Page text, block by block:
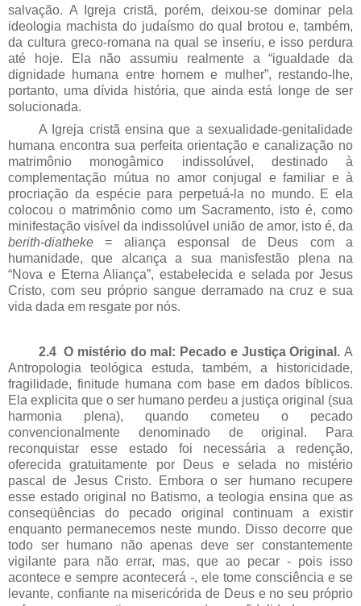
salvação. A Igreja cristã, porém, deixou-se dominar pela
ideologia machista do judaísmo do qual brotou e, também,
da cultura greco-romana na qual se inseriu, e isso perdura
até hoje. Ela não assumiu realmente a “igualdade da
dignidade humana entre homem e mulher”, restando-lhe,
portanto, uma dívida história, que ainda está longe de ser
solucionada.
A Igreja cristã ensina que a sexualidade-genitalidade
humana encontra sua perfeita orientação e canalização no
matrimônio monogâmico indissolúvel, destinado à
complementação mútua no amor conjugal e familiar e à
procriação da espécie para perpetuá-la no mundo. E ela
colocou o matrimônio como um Sacramento, isto é, como
minifestação visível da indissolúvel união de amor, isto é, da
berith-diatheke = aliança esponsal de Deus com a
humanidade, que alcança a sua manisfestão plena na
“Nova e Eterna Aliança”, estabelecida e selada por Jesus
Cristo, com seu próprio sangue derramado na cruz e sua
vida dada em resgate por nós.
2.4 O mistério do mal: Pecado e Justiça Original. A
Antropologia teológica estuda, também, a historicidade,
fragilidade, finitude humana com base em dados bíblicos.
Ela explicita que o ser humano perdeu a justiça original (sua
harmonia plena), quando cometeu o pecado
convencionalmente denominado de original. Para
reconquistar esse estado foi necessária a redenção,
oferecida gratuitamente por Deus e selada no mistério
pascal de Jesus Cristo. Embora o ser humano recupere
esse estado original no Batismo, a teologia ensina que as
conseqüências do pecado original continuam a existir
enquanto permanecemos neste mundo. Disso decorre que
todo ser humano não apenas deve ser constantemente
vigilante para não errar, mas, que ao pecar - pois isso
acontece e sempre acontecerá -, ele tome consciência e se
levante, confiante na misericórida de Deus e no seu próprio